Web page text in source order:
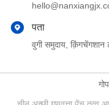
पता
वुगी समुदाय, क़िंगचेंगशान